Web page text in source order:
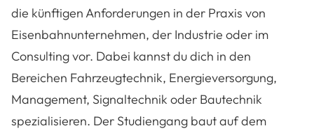
die künftigen Anforderungen in der Praxis von
Eisenbahnunternehmen, der Industrie oder im
Consulting vor. Dabei kannst du dich in den
Bereichen Fahrzeugtechnik, Energieversorgung,
Management, Signaltechnik oder Bautechnik
spezialisieren. Der Studiengang baut auf dem